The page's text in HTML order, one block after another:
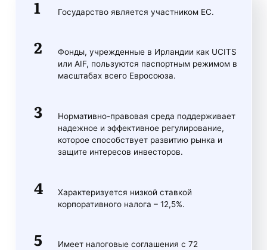
Государство является участником ЕС.
Фонды, учрежденные в Ирландии как UCITS
или AIF, пользуются паспортным режимом в
масштабах всего Евросоюза.
Нормативно-правовая среда поддерживает
надежное и эффективное регулирование,
которое способствует развитию рынка и
защите интересов инвесторов.
Характеризуется низкой ставкой
корпоративного налога – 12,5%.
Имеет налоговые соглашения с 72